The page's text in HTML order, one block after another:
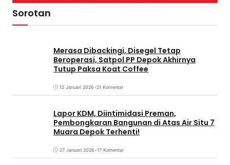
Sorotan
Merasa Dibackingi, Disegel Tetap
Beroperasi, Satpol PP Depok Akhirnya
Tutup Paksa Koat Coffee
12 Januari 2026•21 Komentar
Lapor KDM, Diintimidasi Preman,
Pembongkaran Bangunan di Atas Air Situ 7
Muara Depok Terhenti!
27 Januari 2026•17 Komentar